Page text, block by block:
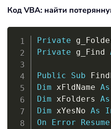
Код VBA: найти
Private
Private g_Find
Public Sub
Dim xFldName As
Dim xFolders As
Dim xYesNo As
On
Error Resume